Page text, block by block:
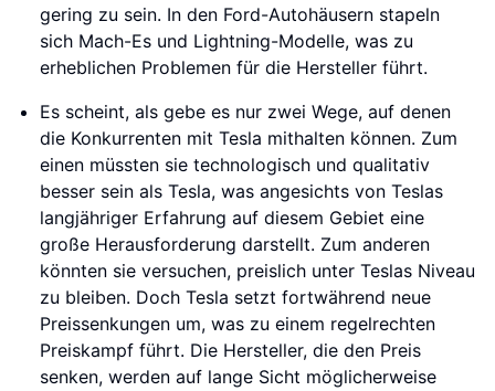
gering zu sein. In den Ford-Autohäusern stapeln
sich Mach-Es und Lightning-Modelle, was zu
erheblichen Problemen für die Hersteller führt.
Es scheint, als gebe es nur zwei Wege, auf denen
die Konkurrenten mit Tesla mithalten können. Zum
einen müssten sie technologisch und qualitativ
besser sein als Tesla, was angesichts von Teslas
langjähriger Erfahrung auf diesem Gebiet eine
große Herausforderung darstellt. Zum anderen
könnten sie versuchen, preislich unter Teslas Niveau
zu bleiben. Doch Tesla setzt fortwährend neue
Preissenkungen um, was zu einem regelrechten
Preiskampf führt. Die Hersteller, die den Preis
senken, werden auf lange Sicht möglicherweise